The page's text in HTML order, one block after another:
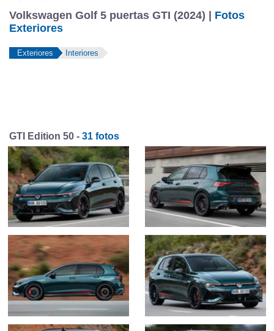
Volkswagen Golf 5 puertas GTI (2024) | Fotos
Exteriores
Exteriores Interiores
GTI Edition 50 - 31 fotos